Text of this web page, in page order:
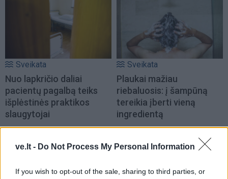
ve.lt - Do Not Process My Personal Information
If you wish to opt-out of the sale, sharing to third parties, or
Sveikata
Nuo lapkričio daliai
pacientų pagalbą teiks
išplėstinės praktikos
slaugytojai
Sveikata
Plaukai mažiau
riebaluosis: į šampūną
tereikia įberti vieną
ingredientą